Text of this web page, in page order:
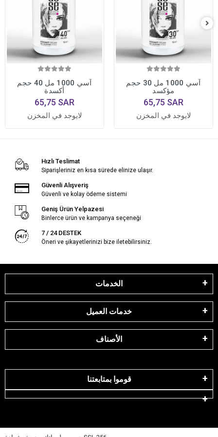
آسي 1000 مل 40 حجم
أكسدة
65,75 SAR
لايوجد في المخزن
آسي 1000 مل 30 حجم
مؤكسد
65,75 SAR
لايوجد في المخزن
Hızlı Teslimat
Siparişleriniz en kısa sürede elinize ulaşır.
Güvenli Alışveriş
Güvenli ve kolay ödeme sistemi
Geniş Ürün Yelpazesi
Binlerce ürün ve kampanya seçeneği
7 / 24 DESTEK
Öneri ve şikayetlerinizi bize iletebilirsiniz.
الخدمات
خدمات العميل
الأصناف
قوموا بمتابعتنا